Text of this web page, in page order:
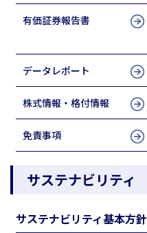
有価証券報告書
データレポート
株式情報・格付情報
免責事項
サステナビリティ
サステナビリティ基本方針